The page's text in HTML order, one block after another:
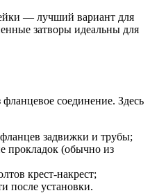
— лучший вариант для
затворы идеальны для
соединение. Здесь
задвижки и трубы;
прокладок (обычно из
крест-накрест;
после установки.